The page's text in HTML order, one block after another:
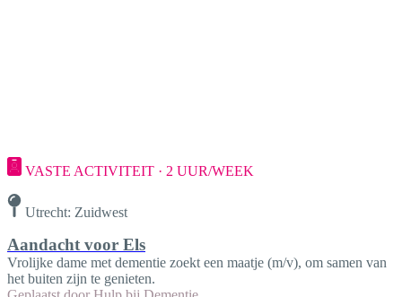
VASTE ACTIVITEIT · 2 UUR/WEEK
Utrecht: Zuidwest
Aandacht voor Els
Vrolijke dame met dementie zoekt een maatje (m/v), om samen van
het buiten zijn te genieten.